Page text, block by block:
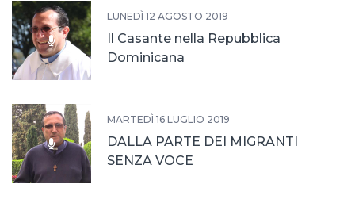
LUNEDÌ 12 AGOSTO 2019
Il Casante nella Repubblica
Dominicana
MARTEDÌ 16 LUGLIO 2019
DALLA PARTE DEI MIGRANTI
SENZA VOCE